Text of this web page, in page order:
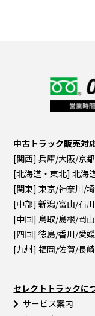
中古トラック販売対
[関西] 兵庫/大阪/京
[北海道・東北] 北海
[関東] 東京/神奈川/
[中部] 新潟/富山/石
[中国] 鳥取/島根/岡
[四国] 徳島/香川/愛
[九州] 福岡/佐賀/長
セレクトトラックに
サービス案内